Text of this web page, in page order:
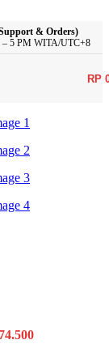
& Orders)
– 5 PM WITA/UTC+8
RP
74.500